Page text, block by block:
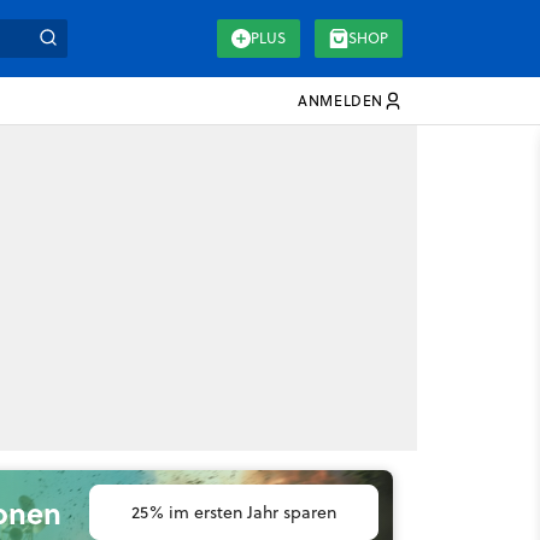
PLUS SHOP
ANMELDEN
25% im ersten Jahr sparen